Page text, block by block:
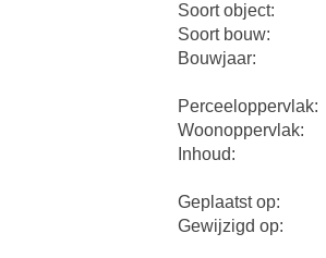
Soort object:
Soort bouw:
Bouwjaar:
Perceeloppervlak:
Woonoppervlak:
Inhoud:
Geplaatst op:
Gewijzigd op: